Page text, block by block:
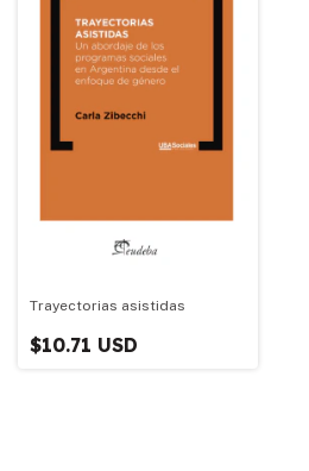
Trayectorias asistidas
$10.71 USD